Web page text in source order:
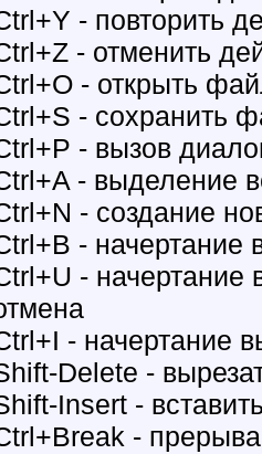
- повторить
- отменить
- открыть
- сохранить
- вызов
- выделение
- создание
- начертание
- начертание
- начертание
Delete -
Insert -
-